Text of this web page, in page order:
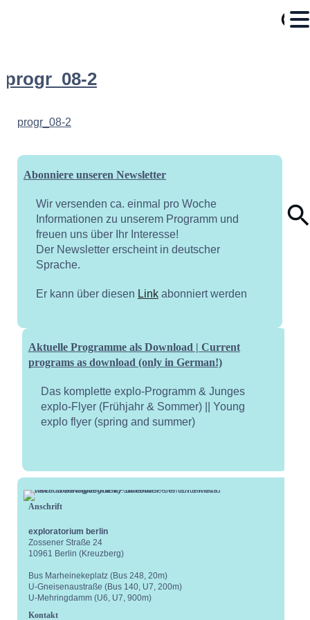
progr_08-2
progr_08-2
Abonniere unseren Newsletter
Wir versenden ca. einmal pro Woche
Informationen zu unserem Programm und
freuen uns über Ihr Interesse!
Der Newsletter erscheint in deutscher
Sprache.
Er kann über diesen Linkabonniert werden
Aktuelle Programme als Download | Current
programs as download (only in German!)
Das komplette explo-Programm & Junges
explo-Flyer (Frühjahr & Sommer) || Young
explo flyer (spring and summer)
Anschrift
exploratorium berlin
Zossener Straße 24
10961 Berlin (Kreuzberg)
Bus Marheinekeplatz (Bus 248, 20m)
U-Gneisenaustraße (Bus 140, U7, 200m)
U-Mehringdamm (U6, U7, 900m)
Kontakt